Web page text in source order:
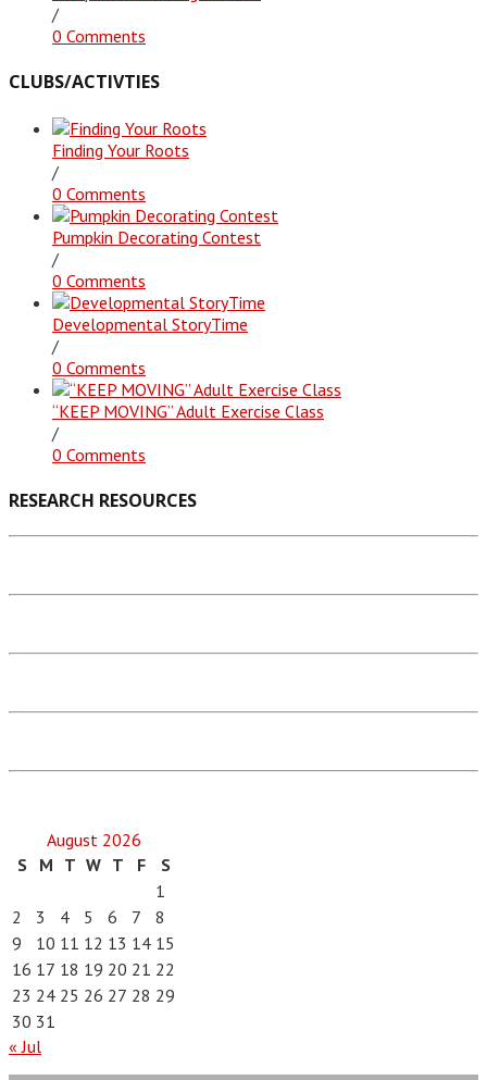
/
0 Comments
CLUBS/ACTIVTIES
Finding Your Roots
/
0 Comments
Pumpkin Decorating Contest
/
0 Comments
Developmental StoryTime
/
0 Comments
“KEEP MOVING” Adult Exercise Class
/
0 Comments
RESEARCH RESOURCES
August 2026
S
M T W T F
S
1
2
3 4 5 6 7
8
9
10 11 12 13 14 15
16 17 18 19 20 21 22
23 24 25 26 27 28 29
30 31
« Jul